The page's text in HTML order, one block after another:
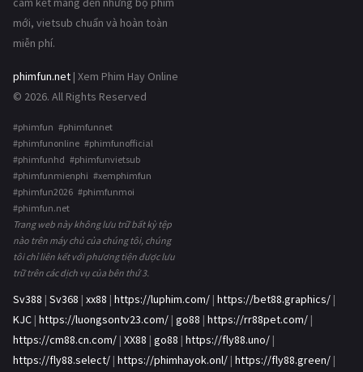
mới, vietsub chuẩn và hoàn toàn
miễn phí.
phimfun.net | Xem Phim Hay Online
© 2026. All Rights Reserved
#phimfun #phimfunnet
#phimfunonline #phimfunofficial
#phimfunhd #phimfunvietsub
#phimfunmienphi #xemphimfun
#phimfun2026 #phimfunmoi
#phimfun.net
Trang web này không lưu trữ bất kỳ tệp
nào trên máy chủ của chúng tôi, chúng
tôi chỉ liên kết với phương tiện được lưu
trữ trên các dịch vụ của bên thứ 3.
Sv388 | Sv368 | xx88 | https://luphim.com/ | https://bet88.graphics/ |
KJC | https://luongsontv23.com/ | go88 | https://rr88pet.com/ |
https://cm88.cn.com/ | XX88 | go88 | https://fly88.uno/ |
https://fly88.select/ | https://phimhayok.onl/ | https://fly88.green/ |